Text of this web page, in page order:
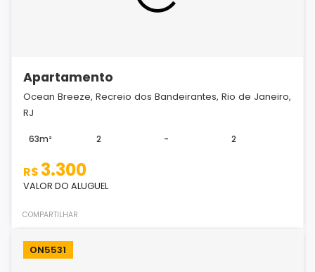
Apartamento
Ocean Breeze, Recreio dos Bandeirantes, Rio de Janeiro,
RJ
63m² 2 - 2
R$ 3.300
VALOR DO ALUGUEL
COMPARTILHAR
ON5531